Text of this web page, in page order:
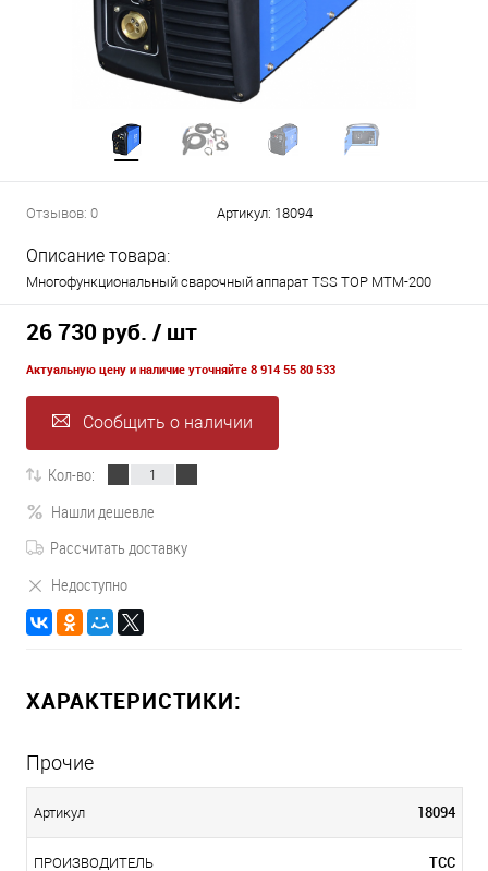
Отзывов: 0 Артикул: 18094
Описание товара:
Многофункциональный сварочный аппарат TSS TOP MTM-200
26 730 руб. / шт
Актуальную цену и наличие уточняйте 8 914 55 80 533
Сообщить о наличии
Кол-во:
Нашли дешевле
Рассчитать доставку
Недоступно
ХАРАКТЕРИСТИКИ:
Прочие
Артикул 18094
ПРОИЗВОДИТЕЛЬ ТСС